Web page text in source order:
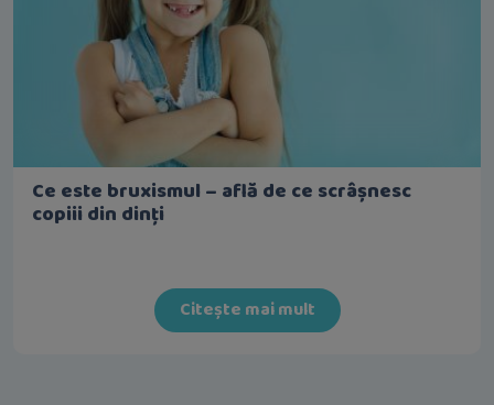
Ce este bruxismul – află de ce scrâșnesc
copiii din dinți
Citește mai mult